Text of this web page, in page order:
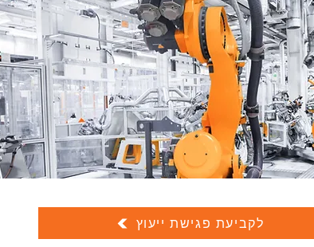
לקביעת פגישת ייעוץ